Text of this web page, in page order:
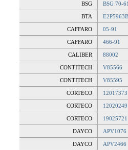
BSG BSG 70-
BTA
CAFFARO 05-91
CAFFARO 466-91
CALIBER 88002
CONTITECH V85566
CONTITECH V85595
CORTECO 12017373
CORTECO 12020249
CORTECO 19025721
DAYCO APV1076
DAYCO APV2466